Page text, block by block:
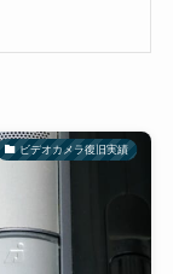
ビデオカメラ復旧実績